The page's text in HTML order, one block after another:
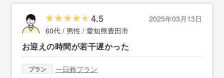
4.5
2025年03月13日
60代 / 男性 / 愛知県豊田市
お迎えの時間が若干遅かった
プラン
一日葬プラン